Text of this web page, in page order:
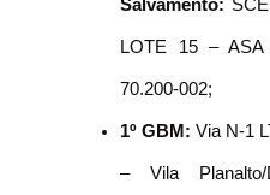
Salvamento:
LOTE 15 –
70.200-002;
1º GBM: Via N-1
– Vila